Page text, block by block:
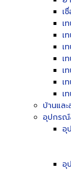
เ
เ
เ
เ
เ
เ
เ
เ
บ้านแล
อุปกรณ์
อุ
อุ